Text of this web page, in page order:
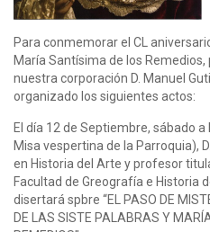
Para conmemorar el CL
María Santísima de los
nuestra corporación D. Manuel
organizado los siguientes actos:
El día 12 de Septiembre, sábado
Misa vespertina de la Parroquia),
en Historia del Arte y profesor
Facultad de Greografía e Historia
disertará spbre “EL PASO DE
DE LAS SISTE PALABRAS Y